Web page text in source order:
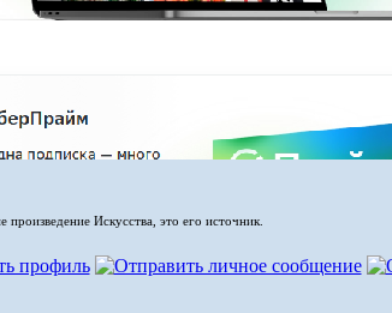
произведение Искусства, это его источник.